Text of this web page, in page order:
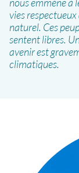
vies
naturel. Ces
sentent libres.
avenir est
climatiques.